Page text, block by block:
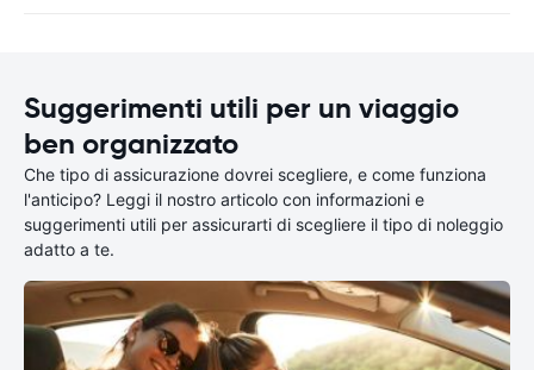
Suggerimenti utili per un viaggio
ben organizzato
Che tipo di assicurazione dovrei scegliere, e come funziona
l'anticipo? Leggi il nostro articolo con informazioni e
suggerimenti utili per assicurarti di scegliere il tipo di noleggio
adatto a te.